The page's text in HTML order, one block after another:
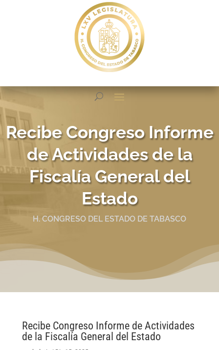
Recibe Congreso Informe
de Actividades de la
Fiscalía General del
Estado
H. CONGRESO DEL ESTADO DE TABASCO
Recibe Congreso Informe de Actividades
de la Fiscalía General del Estado